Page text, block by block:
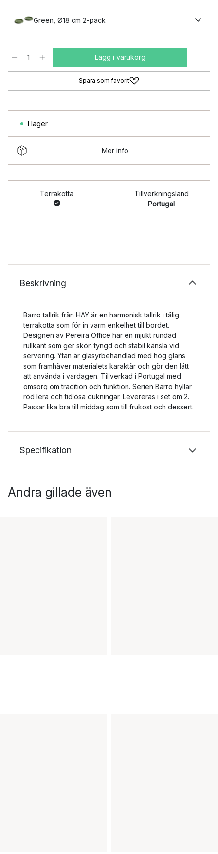
Green, Ø18 cm 2-pack
Lägg i varukorg
Spara som favorit
I lager
Mer info
Terrakotta
Tillverkningsland
Portugal
Beskrivning
Barro tallrik från HAY är en harmonisk tallrik i tålig
terrakotta som för in varm enkelhet till bordet.
Designen av Pereira Office har en mjukt rundad
rullkant som ger skön tyngd och stabil känsla vid
servering. Ytan är glasyrbehandlad med hög glans
som framhäver materialets karaktär och gör den lätt
att använda i vardagen. Tillverkad i Portugal med
omsorg om tradition och funktion. Serien Barro hyllar
röd lera och tidlösa dukningar. Levereras i set om 2.
Passar lika bra till middag som till frukost och dessert.
Specifikation
Andra gillade även